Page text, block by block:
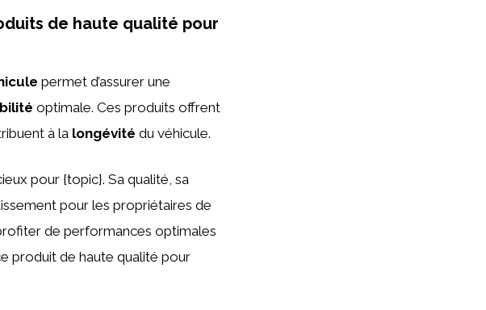
de haute qualité pour
permet d’assurer une
optimale. Ces produits offrent
à la longévité du véhicule.
pour {topic}. Sa qualité, sa
pour les propriétaires de
de performances optimales
produit de haute qualité pour